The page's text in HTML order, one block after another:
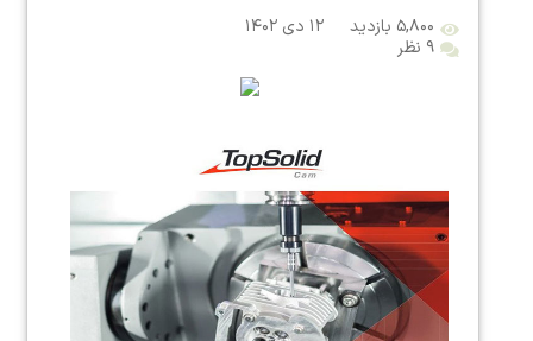
۵,۸۰۰ بازدید
۱۲ دی ۱۴۰۲
۹ نظر